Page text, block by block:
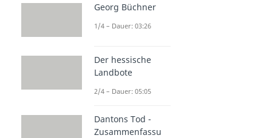
Georg Büchner
1/4 – Dauer: 03:26
Der hessische
Landbote
2/4 – Dauer: 05:05
Dantons Tod -
Zusammenfassu